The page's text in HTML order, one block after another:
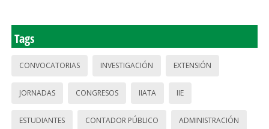
Tags
CONVOCATORIAS INVESTIGACIÓN EXTENSIÓN
JORNADAS CONGRESOS IIATA IIE
ESTUDIANTES CONTADOR PÚBLICO ADMINISTRACIÓN